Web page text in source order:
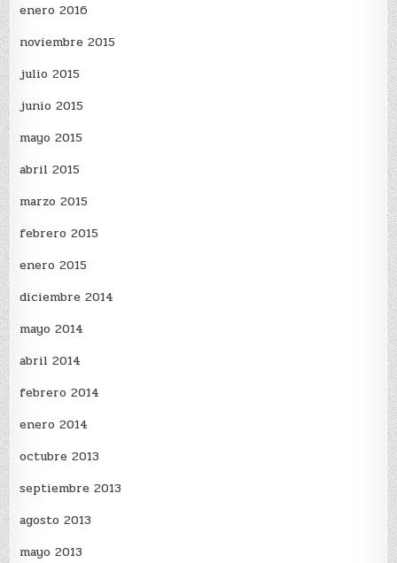
enero 2016
noviembre 2015
julio 2015
junio 2015
mayo 2015
abril 2015
marzo 2015
febrero 2015
enero 2015
diciembre 2014
mayo 2014
abril 2014
febrero 2014
enero 2014
octubre 2013
septiembre 2013
agosto 2013
mayo 2013